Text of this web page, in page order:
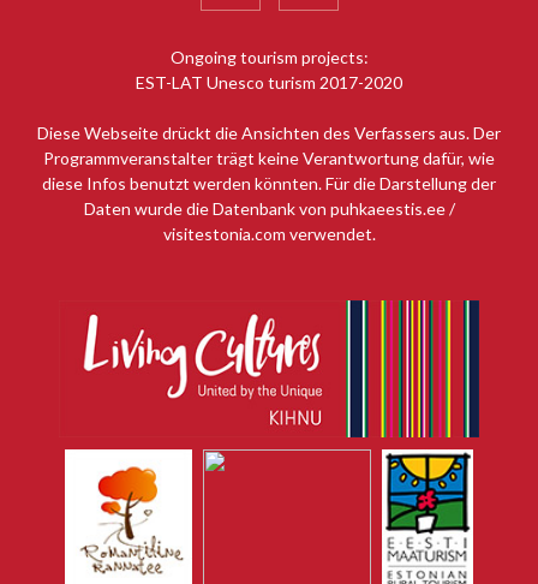
Ongoing tourism projects:
EST-LAT Unesco turism 2017-2020
Diese Webseite drückt die Ansichten des Verfassers aus. Der
Programmveranstalter trägt keine Verantwortung dafür, wie
diese Infos benutzt werden könnten. Für die Darstellung der
Daten wurde die Datenbank von puhkaeestis.ee /
visitestonia.com verwendet.